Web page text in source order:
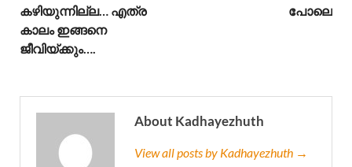
കഴിയുന്നില്ല… എത്ര
കാലം ഇങ്ങനെ
ജീവിയ്ക്കും….
പോലെ
About Kadhayezhuth
View all posts by Kadhayezhuth →